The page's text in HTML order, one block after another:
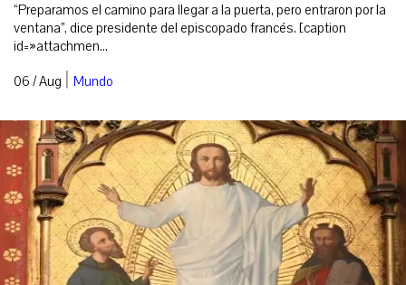
“Preparamos el camino para llegar a la puerta, pero entraron por la
ventana”, dice presidente del episcopado francés. [caption
id=»attachmen...
06 / Aug | Mundo